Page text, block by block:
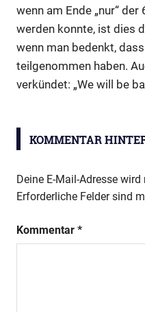
wenn am Ende „nur“
werden konnte, ist dies
wenn man bedenkt,
teilgenommen haben.
verkündet: „We will be
Wettbewerb
KOMMENTAR
Deine E-Mail-Adresse
Erforderliche Felder sind
Kommentar *